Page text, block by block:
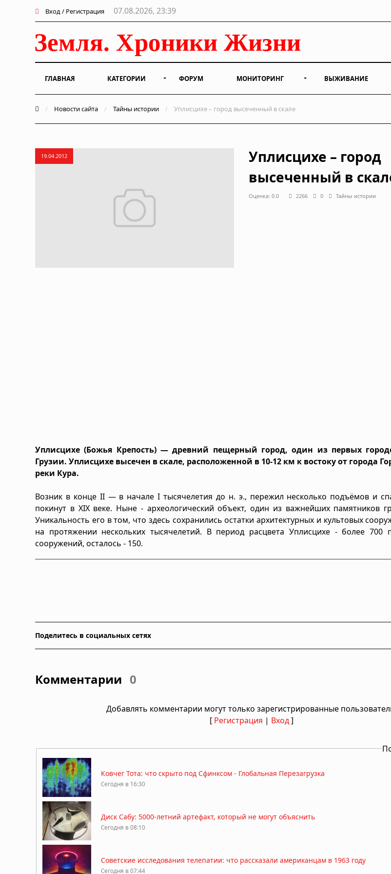
Вход / Регистрация 07.08.2026, 23:39
ГЛАВНАЯ КАТЕГОРИИ ФОРУМ МОНИТОРИНГ ВЫЖИВАНИЕ
/ Новости сайта / Тайны истории / Уплисцихе – город высеченный в скале
19.04.2012
Уплисцихе – город
высеченный в
Оценка: 0.0 2266 0 Тайны истории
Уплисцихе (Божья Крепость) — древний пещерный город, один из первых
Грузии. Уплисцихе высечен в скале, расположенной в 10-12 км к востоку от города
реки Кура.
Возник в конце II — в начале I тысячелетия до н. э., пережил несколько подъёмов и
покинут в XIX веке. Ныне - археологический объект, один из важнейших памятников
Уникальность его в том, что здесь сохранились остатки архитектурных и культовых
на протяжении нескольких тысячелетий. В период расцвета Уплисцихе - более
сооружений, осталось - 150.
Поделитесь в социальных сетях
Комментарии 0
Добавлять комментарии могут только зарегистрированные
[ Регистрация | Вход]
Ковчег Тота: что скрыто под Сфинксом - Глобальная Перезагрузка
Сегодня в 16:30
Диск Сабу: 5000-летний артефакт, который не могут объяснить
Сегодня в 08:10
Советские исследования телепатии: что рассказали американцам в 1963 году
Сегодня в 07:44